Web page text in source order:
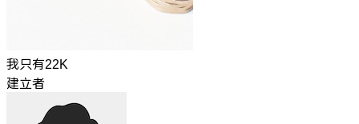
我只有22K
建立者